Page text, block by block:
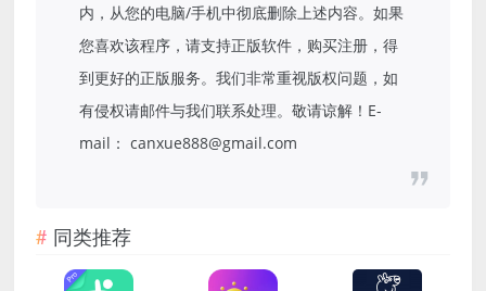
内，从您的电脑/手机中彻底删除上述内容。如果
您喜欢该程序，请支持正版软件，购买注册，得
到更好的正版服务。我们非常重视版权问题，如
有侵权请邮件与我们联系处理。敬请谅解！E-
mail： canxue888@gmail.com
同类推荐